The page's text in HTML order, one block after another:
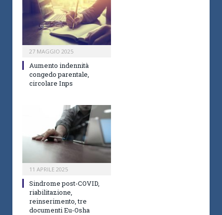
27 MAGGIO 2025
Aumento indennità
congedo parentale,
circolare Inps
11 APRILE 2025
Sindrome post-COVID,
riabilitazione,
reinserimento, tre
documenti Eu-Osha